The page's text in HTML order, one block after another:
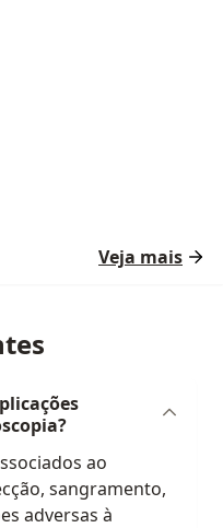
Veja mais
ao
sangramento,
adversas à